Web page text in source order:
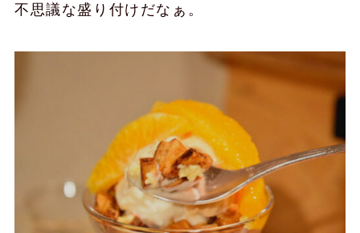
不思議な盛り付けだなぁ。